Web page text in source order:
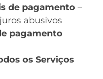
de pagamento –
abusivos
pagamento
os Serviços